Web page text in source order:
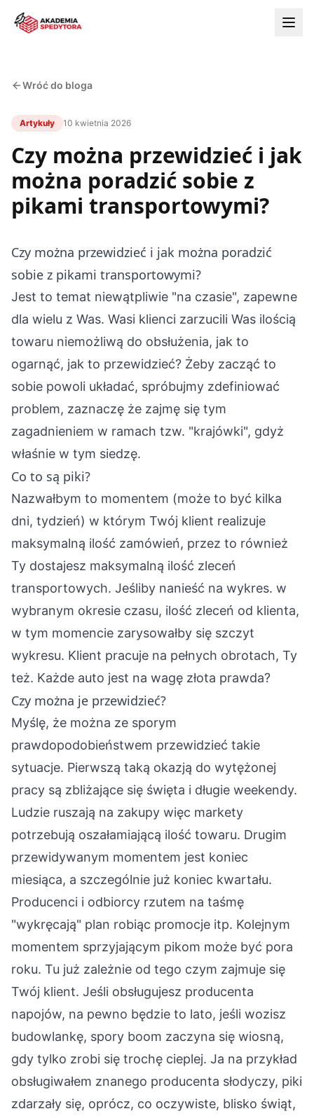
Wróć do bloga
Artykuły 10 kwietnia 2026
Czy można przewidzieć i jak
można poradzić sobie z
pikami transportowymi?
Czy można przewidzieć i jak można poradzić
sobie z pikami transportowymi?
Jest to temat niewątpliwie "na czasie", zapewne
dla wielu z Was. Wasi klienci zarzucili Was ilością
towaru niemożliwą do obsłużenia, jak to
ogarnąć, jak to przewidzieć? Żeby zacząć to
sobie powoli układać, spróbujmy zdefiniować
problem, zaznaczę że zajmę się tym
zagadnieniem w ramach tzw. "krajówki", gdyż
właśnie w tym siedzę.
Co to są piki?
Nazwałbym to momentem (może to być kilka
dni, tydzień) w którym Twój klient realizuje
maksymalną ilość zamówień, przez to również
Ty dostajesz maksymalną ilość zleceń
transportowych. Jeśliby nanieść na wykres. w
wybranym okresie czasu, ilość zleceń od klienta,
w tym momencie zarysowałby się szczyt
wykresu. Klient pracuje na pełnych obrotach, Ty
też. Każde auto jest na wagę złota prawda?
Czy można je przewidzieć?
Myślę, że można ze sporym
prawdopodobieństwem przewidzieć takie
sytuacje. Pierwszą taką okazją do wytężonej
pracy są zbliżające się święta i długie weekendy.
Ludzie ruszają na zakupy więc markety
potrzebują oszałamiającą ilość towaru. Drugim
przewidywanym momentem jest koniec
miesiąca, a szczególnie już koniec kwartału.
Producenci i odbiorcy rzutem na taśmę
"wykręcają" plan robiąc promocje itp. Kolejnym
momentem sprzyjającym pikom może być pora
roku. Tu już zależnie od tego czym zajmuje się
Twój klient. Jeśli obsługujesz producenta
napojów, na pewno będzie to lato, jeśli wozisz
budowlankę, spory boom zaczyna się wiosną,
gdy tylko zrobi się trochę cieplej. Ja na przykład
obsługiwałem znanego producenta słodyczy, piki
zdarzały się, oprócz, co oczywiste, blisko świąt,